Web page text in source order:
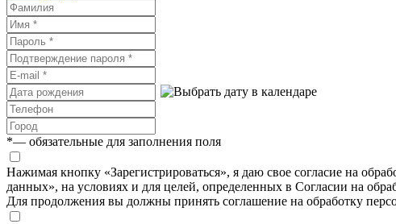
*— обязательные для заполнения поля
Нажимая кнопку «Зарегистрироваться», я даю свое согласие на
данных», на условиях и для целей, определенных в Согласии на
Для продолжения вы должны принять соглашение на обработку